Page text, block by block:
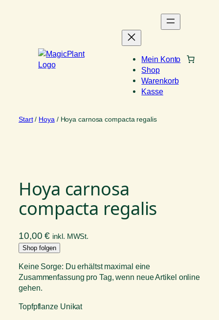
Mein Konto
Shop
Warenkorb
Kasse
Start/ Hoya / Hoya carnosa compacta regalis
Hoya carnosa
compacta regalis
10,00€ inkl. MWSt.
Shop folgen
Keine Sorge: Du erhältst maximal eine
Zusammenfassung pro Tag, wenn neue Artikel online
gehen.
Topfpflanze Unikat